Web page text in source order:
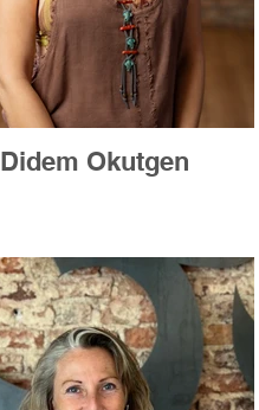
Didem Okutgen